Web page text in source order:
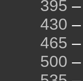
395 –
430 –
465 –
500 –